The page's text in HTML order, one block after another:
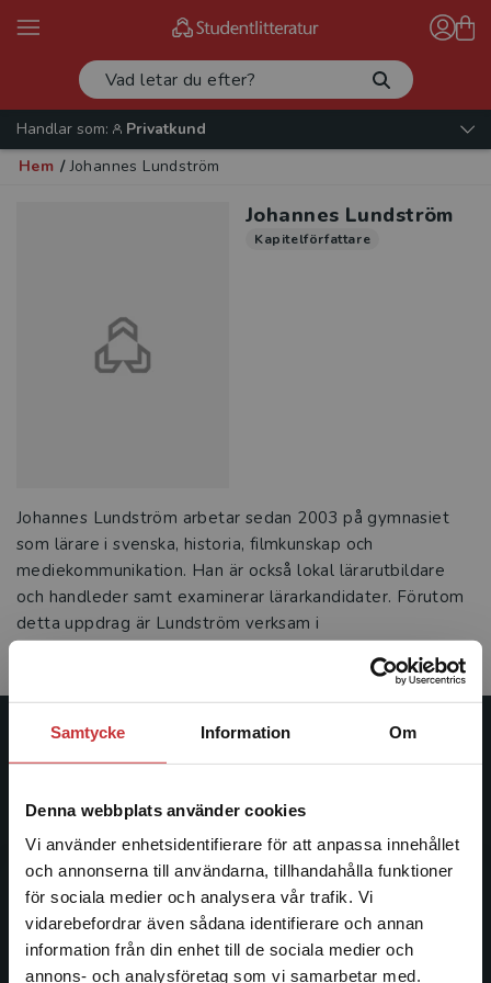
Samtycke Information Om
Denna webbplats använder cookies
Vi använder enhetsidentifierare för att anpassa innehållet
och annonserna till användarna, tillhandahålla funktioner
för sociala medier och analysera vår trafik. Vi
vidarebefordrar även sådana identifierare och annan
information från din enhet till de sociala medier och
annons- och analysföretag som vi samarbetar med.
Begränsad fraktregion
Handlar som:
Privatkund
Hem / Johannes Lundström
Johannes Lundström
Kapitelförfattare
Johannes Lundström arbetar sedan 2003 på gymnasiet
som lärare i svenska, historia, filmkunskap och
mediekommunikation. Han är också lokal lärarutbildare
och handleder samt examinerar lärarkandidater. Förutom
detta uppdrag är Lundström verksam i
Studentlitteratur grundades 1963 och är idag Sveriges
facklitteratur, utbildningar och digitala
informationstjänster i utbudet, finns Studentlitteratur med
längs hela kunskapsresan.
Kontakta oss